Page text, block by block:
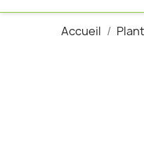
Plantes
Palmier
Cactus
Sujets
Accueil